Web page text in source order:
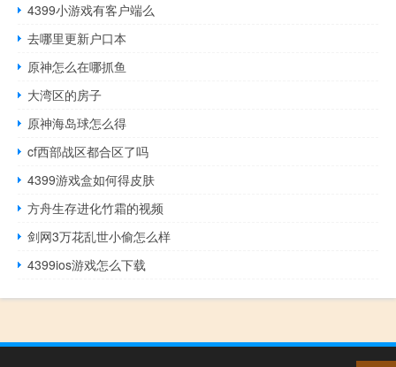
4399小游戏有客户端么
去哪里更新户口本
原神怎么在哪抓鱼
大湾区的房子
原神海岛球怎么得
cf西部战区都合区了吗
4399游戏盒如何得皮肤
方舟生存进化竹霜的视频
剑网3万花乱世小偷怎么样
4399ios游戏怎么下载